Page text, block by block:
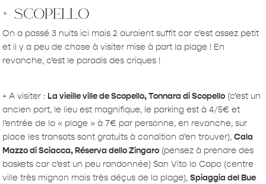
+ scopello
On a passé 3 nuits ici mais 2 auraient suffit car c’est assez petit
et il y a peu de chose à visiter mise à part la plage ! En
revanche, c’est le paradis des criques !
+ A visiter : La vieille ville de Scopello, Tonnara di Scopello (c’est un
ancien port, le lieu est magnifique, le parking est à 4/5€ et
l’entrée de la « plage » à 7€ par personne, en revanche, sur
place les transats sont gratuits à condition d’en trouver),Cala
Mazzo di Sciacca, Réserva dello Zingaro (pensez à prendre des
baskets car c’est un peu randonnée) San Vito lo Capo (centre
ville très mignon mais très déçus de la plage),Spiaggia del Bue